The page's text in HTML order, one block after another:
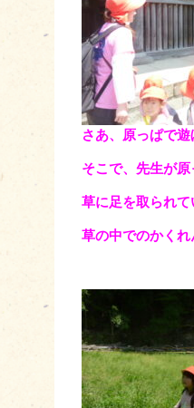
さあ、原っぱで
そこで、先生が
草に足を取られ
草の中でのかく